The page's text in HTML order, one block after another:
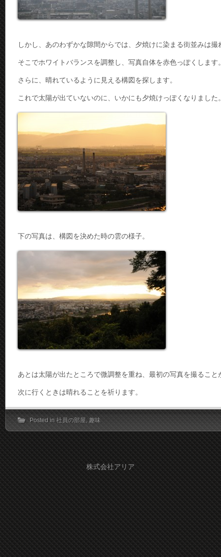
しかし、あのわずかな隙間からでは、夕焼けに染まる街並みは撮
そこでホワイトバランスを調整し、写真自体を赤色っぽくします
さらに、晴れているように見える構図を探します。
これで太陽が出ていないのに、いかにも夕焼けっぽくなりました
下の写真は、構図を決めた時の雲の様子。
あとは太陽が出たところで微調整を重ね、最初の写真を撮ること
次に行くときは晴れることを祈ります。
Posted in 社員の部屋, 趣味
株式会社アリア